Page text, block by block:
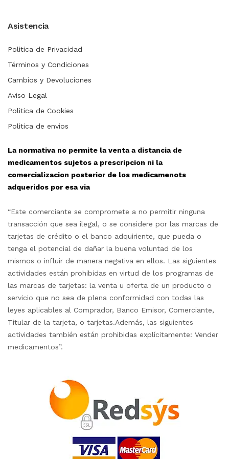
Asistencia
Politica de Privacidad
Términos y Condiciones
Cambios y Devoluciones
Aviso Legal
Politica de Cookies
Politica de envios
La normativa no permite la venta a distancia de
medicamentos sujetos a prescripcion ni la
comercializacion posterior de los medicamenots
adqueridos por esa via
“Este comerciante se compromete a no permitir ninguna
transacción que sea ilegal, o se considere por las marcas de
tarjetas de crédito o el banco adquiriente, que pueda o
tenga el potencial de dañar la buena voluntad de los
mismos o influir de manera negativa en ellos. Las siguientes
actividades están prohibidas en virtud de los programas de
las marcas de tarjetas: la venta u oferta de un producto o
servicio que no sea de plena conformidad con todas las
leyes aplicables al Comprador, Banco Emisor, Comerciante,
Titular de la tarjeta, o tarjetas.Además, las siguientes
actividades también están prohibidas explícitamente: Vender
medicamentos”.